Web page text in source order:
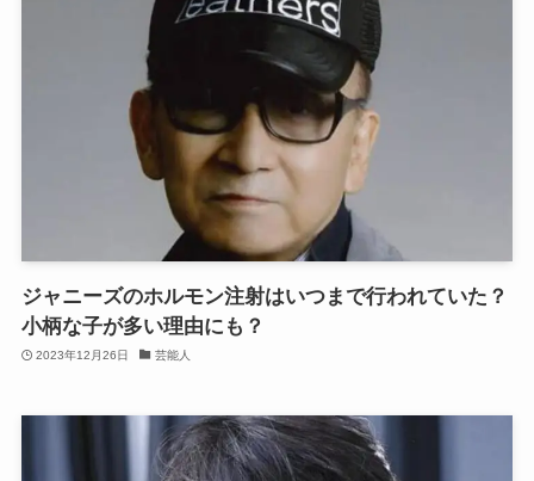
ジャニーズのホルモン注射はいつまで行われていた？
小柄な子が多い理由にも？
2023年12月26日 芸能人